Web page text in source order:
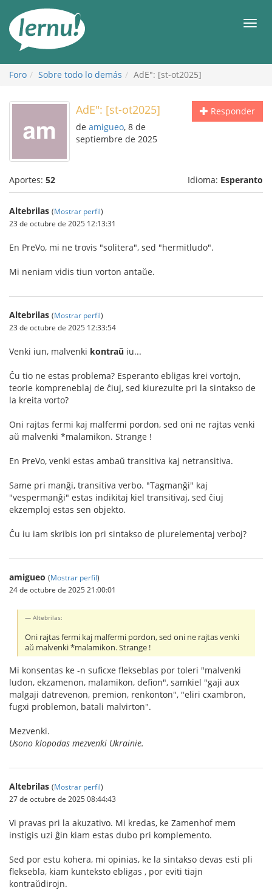
Foro Sobre todo lo demás AdE": [st-ot2025]
Responder
AdE": [st-ot2025]
de amigueo, 8 de
septiembre de 2025
Aportes: 52 Idioma: Esperanto
Altebrilas (Mostrar perfil)
23 de octubre de 2025 12:13:31
En PreVo, mi ne trovis "solitera", sed "hermitludo".
Mi neniam vidis tiun vorton antaŭe.
Altebrilas (Mostrar perfil)
23 de octubre de 2025 12:33:54
Venki iun, malvenki kontraŭ iu...
Ĉu tio ne estas problema? Esperanto ebligas krei vortojn,
teorie kompreneblaj de ĉiuj, sed kiurezulte pri la sintakso de
la kreita vorto?
Oni rajtas fermi kaj malfermi pordon, sed oni ne rajtas venki
aŭ malvenki *malamikon. Strange !
En PreVo, venki estas ambaŭ transitiva kaj netransitiva.
Same pri manĝi, transitiva verbo. "Tagmanĝi" kaj
"vespermanĝi" estas indikitaj kiel transitivaj, sed ĉiuj
ekzemploj estas sen objekto.
Ĉu iu iam skribis ion pri sintakso de plurelementaj verboj?
amigueo (Mostrar perfil)
24 de octubre de 2025 21:00:01
Altebrilas:
Oni rajtas fermi kaj malfermi pordon, sed oni ne rajtas venki
aŭ malvenki *malamikon. Strange !
Mi konsentas ke -n suficxe flekseblas por toleri "malvenki
ludon, ekzamenon, malamikon, defion", samkiel "gaji aux
malgaji datrevenon, premion, renkonton", "eliri cxambron,
fugxi problemon, batali malvirton".
Mezvenki.
Usono klopodas mezvenki Ukrainie.
Altebrilas (Mostrar perfil)
27 de octubre de 2025 08:44:43
Vi pravas pri la akuzativo. Mi kredas, ke Zamenhof mem
instigis uzi ĝin kiam estas dubo pri komplemento.
Sed por estu kohera, mi opinias, ke la sintakso devas esti pli
fleksebla, kiam kunteksto ebligas , por eviti tiajn
kontraŭdirojn.